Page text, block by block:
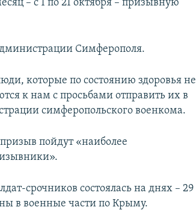
– с 1 по 21 октября – призывную
Симферополя.
которые по состоянию здоровья не
к нам с просьбами отправить их в
симферопольского военкома.
пойдут «наиболее
срочников состоялась на днях – 29
в военные части по Крыму.